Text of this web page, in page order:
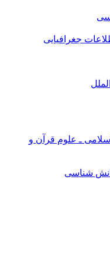
جغرافیایی
ـ علوم قرآن و
شناسی